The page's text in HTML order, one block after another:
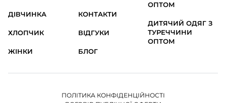
ДІВЧИНКА
ХЛОПЧИК
ЖІНКИ
КОНТАКТИ
ВІДГУКИ
БЛОГ
ОПТОМ
ДИТЯЧИЙ ОДЯГ З
ТУРЕЧЧИНИ
ОПТОМ
ПОЛІТИКА КОНФІДЕНЦІЙНОСТІ